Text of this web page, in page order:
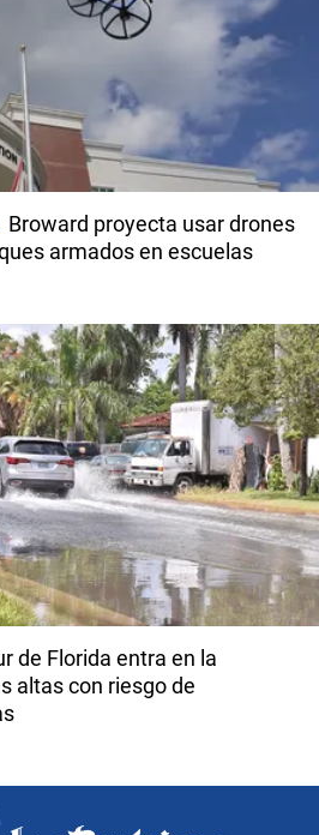
Broward proyecta usar drones
armados en escuelas
de Florida entra en la
altas con riesgo de